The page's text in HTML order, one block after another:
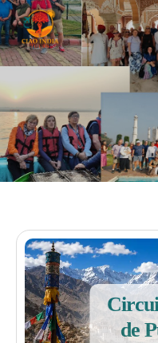
ciaoindiatours
de